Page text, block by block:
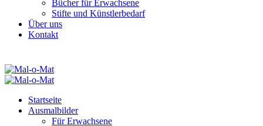
Bücher für Erwachsene
Stifte und Künstlerbedarf
Über uns
Kontakt
Startseite
Ausmalbilder
Für Erwachsene